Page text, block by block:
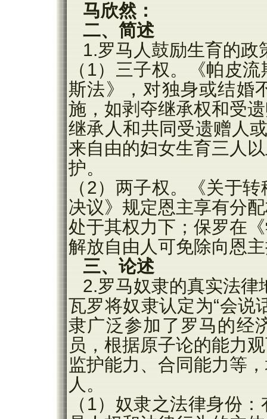
马欣然：
二、简述
1.罗马人鼓励生育的政
（1）三子权。《帕皮
斯法》，对独身或结婚
施，如剥夺继承权和受
继承人和共同受遗赠人
来自由的妇女生育三人
护。
（2）两子权。《关于
决议》规定恩主享有分
处于其权力下；保罗在
解放自由人可免除向恩
三、论述
2.罗马奴隶的真实法律
瓦罗将奴隶认定为“会说
隶广泛参加了罗马的经
员，根据原子论的能力
监护能力、合同能力等
人。
（1）奴隶之法律身份